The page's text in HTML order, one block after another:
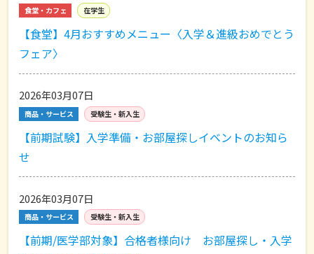
食堂・カフェ 在学生
【食堂】4月おすすめメニュー〈入学＆進級おめでとう
フェア〉
2026年03月07日
商品・サービス 受験生・新入生
【前期試験】入学準備・お部屋探しイベントのお知ら
せ
2026年03月07日
商品・サービス 受験生・新入生
【前期/医学部対象】合格者様向け お部屋探し・入学